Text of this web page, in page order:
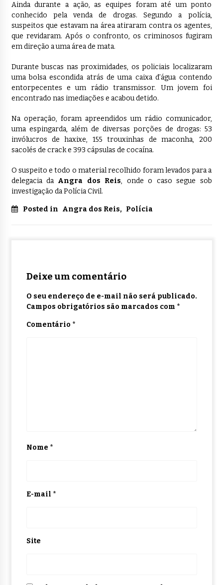
Ainda durante a ação, as equipes foram até um ponto
conhecido pela venda de drogas. Segundo a polícia,
suspeitos que estavam na área atiraram contra os agentes,
que revidaram. Após o confronto, os criminosos fugiram
em direção a uma área de mata.
Durante buscas nas proximidades, os policiais localizaram
uma bolsa escondida atrás de uma caixa d’água contendo
entorpecentes e um rádio transmissor. Um jovem foi
encontrado nas imediações e acabou detido.
Na operação, foram apreendidos um rádio comunicador,
uma espingarda, além de diversas porções de drogas: 53
invólucros de haxixe, 155 trouxinhas de maconha, 200
sacolés de crack e 393 cápsulas de cocaína.
O suspeito e todo o material recolhido foram levados para a
delegacia da Angra dos Reis, onde o caso segue sob
investigação da Polícia Civil.
Posted in Angra dos Reis, Polícia
Deixe um comentário
O seu endereço de e-mail não será publicado.
Campos obrigatórios são marcados com *
Comentário *
Nome *
E-mail *
Site